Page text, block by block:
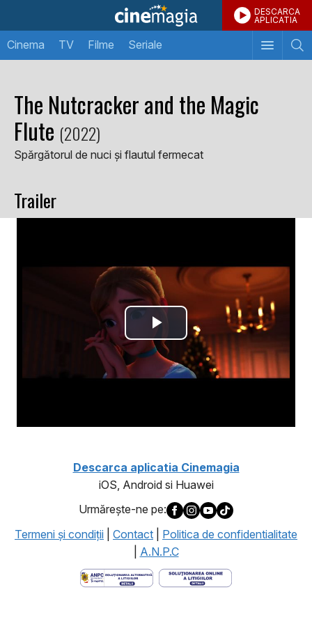
DESCARCA
APLICATIA
Cinema TV Filme Seriale
The Nutcracker and the Magic
Flute (2022)
Spărgătorul de nuci și flautul fermecat
Trailer
Descarca aplicatia Cinemagia
iOS, Android si Huawei
Urmăreşte-ne pe:
Termeni şi condiţii
Contact
Politica de confidentialitate
A.N.P.C